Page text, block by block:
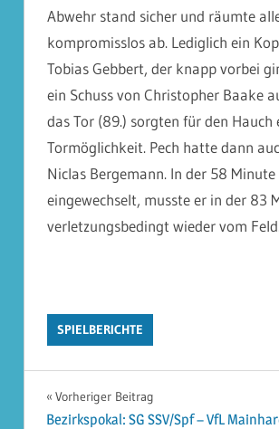
Abwehr stand sicher und räumte
kompromisslos ab. Lediglich ein
Tobias Gebbert, der knapp vorbei
ein Schuss von Christopher Baake
das Tor (89.) sorgten für den Hauch
Tormöglichkeit. Pech hatte dann
Niclas Bergemann. In der 58 Minute
eingewechselt, musste er in der 83
verletzungsbedingt wieder vom
SPIELBERICHTE
Beitragsnavigation
Vorheriger Beitrag
Bezirkspokal: SG SSV/Spf – VfL